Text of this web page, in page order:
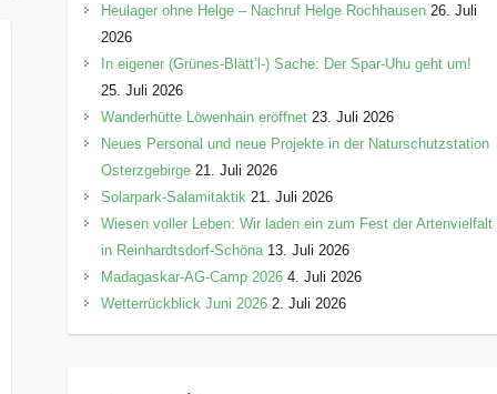
Heulager ohne Helge – Nachruf Helge Rochhausen 26. Juli
2026
In eigener (Grünes-Blätt’l-) Sache: Der Spar-Uhu geht um!
25. Juli 2026
Wanderhütte Löwenhain eröffnet 23. Juli 2026
Neues Personal und neue Projekte in der Naturschutzstation
Osterzgebirge 21. Juli 2026
Solarpark-Salamitaktik 21. Juli 2026
Wiesen voller Leben: Wir laden ein zum Fest der Artenvielfalt
in Reinhardtsdorf-Schöna 13. Juli 2026
Madagaskar-AG-Camp 2026 4. Juli 2026
Wetterrückblick Juni 2026 2. Juli 2026